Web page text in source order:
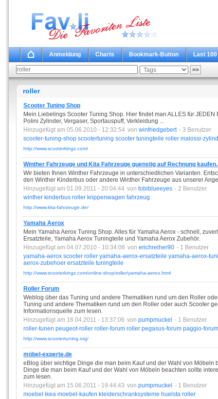
Anmeldung Charts Bookmark-Button Last 100
roller
Scooter Tuning Shop
Mein Liebelings Scooter Tuning Shop. Hier findet man ALLES für
Polini Zylinder, Vergaser, Sportauspuff, Verkleidung ...
Hinzugefügt am 05.06.2010 - 12:32:54 von winfriedgebert - 3 Benutzer
scooter-tuning-shop scootertuning scooter tuningteile roller malossi-
http://www.scooterkingz.com/
Winther Fahrzeuge und Kita Fahrzeuge guenstig auf Rechnung kaufen.
Wir bieten Ihnen Winther Fahrzeuge in unterschiedlichen Varianten.
den Winther Kinderbus oder andere Winther Fahrzeuge aus unserer
Hinzugefügt am 01.09.2011 - 20:04:44 von tobiblueeyes - 2 Benutzer
winther kinderbus roller krippenwagen fahrzeug
http://www.kita-fahrzeuge.de/
Yamaha Aerox
Mein Yamaha Aerox Tuning Shop. Alles für Yamaha Aerox - schnell,
Ersatzteile, Yamaha Aerox Tuningteile und Yamaha Aerox Zubehör.
Hinzugefügt am 04.07.2010 - 10:34:06 von erichreiher90 - 1 Benutzer
yamaha-aerox scooter roller yamaha-aerox-ersatzteile yamaha-aerox-
aerox-zubehoer ersatzteile tuningteile
http://www.scooterkingz.com/online-shop/roller/yamaha-aerox.html
Roller Forum
Weblog über das Tuning und andere Thematiken rund um den Roller
Tuning und andere Thematiken rund um den Roller oder auch Scooter
Informationsquelle zum lesen.
Hinzugefügt am 16.04.2011 - 13:37:06 von pumpmuckel
- 1 Benutzer
roller-tunen peugeot-roller roller-forum roller pegasus-forum paggio-forum
http://www.scootertuning.org/
möbel-experte.de
eBlog über wichtige Dinge die man beim Kauf und der Wahl von Möbeln
Dinge die man beim Kauf und der Wahl von Möbeln beachten sollte
zum lesen.
Hinzugefügt am 15.06.2011 - 19:44:43 von pumpmuckel
- 1 Benutzer
moebel ikea moebel-kaufen kleiderschranksysteme huelsta roller